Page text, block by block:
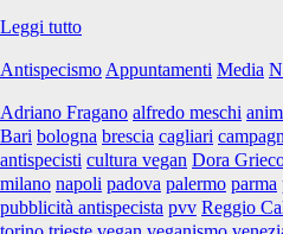
Leggi tuttoLa
“40.000
secondo”
in
tutta
Italia
Antispecismo Appuntamenti Media
Adriano Fragano alfredo meschi
Bari bologna brescia cagliari
antispecisti cultura vegan Dora
milano napoli padova palermo parma
pubblicità antispecista pvv Reggio